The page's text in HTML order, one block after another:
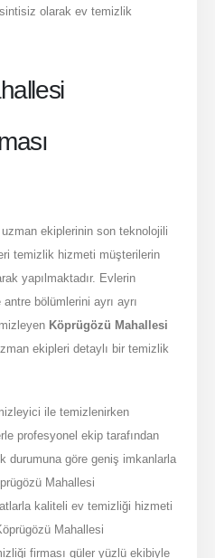
olarak ev temizlik
ekiplerinin son teknolojili
temizlik hizmeti müşterilerin
yapılmaktadır. Evlerin
bölümlerini ayrı ayrı
Köprügözü Mahallesi
ekipleri detaylı bir temizlik
ile temizlenirken
profesyonel ekip tarafından
durumuna göre geniş imkanlarla
Mahallesi
kaliteli ev temizliği hizmeti
Mahallesi
firması güler yüzlü ekibiyle